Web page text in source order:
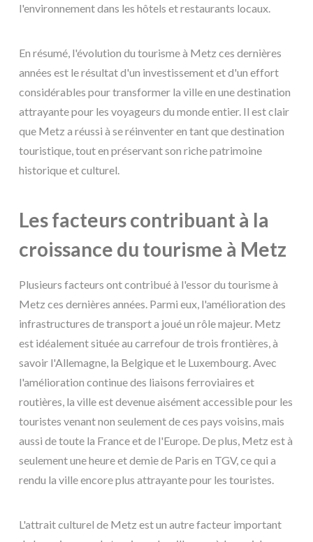
l'environnement dans les hôtels et restaurants locaux.
En résumé, l'évolution du tourisme à Metz ces dernières
années est le résultat d'un investissement et d'un effort
considérables pour transformer la ville en une destination
attrayante pour les voyageurs du monde entier. Il est clair
que Metz a réussi à se réinventer en tant que destination
touristique, tout en préservant son riche patrimoine
historique et culturel.
Les facteurs contribuant à la
croissance du tourisme à Metz
Plusieurs facteurs ont contribué à l'essor du tourisme à
Metz ces dernières années. Parmi eux, l'amélioration des
infrastructures de transport a joué un rôle majeur. Metz
est idéalement située au carrefour de trois frontières, à
savoir l'Allemagne, la Belgique et le Luxembourg. Avec
l'amélioration continue des liaisons ferroviaires et
routières, la ville est devenue aisément accessible pour les
touristes venant non seulement de ces pays voisins, mais
aussi de toute la France et de l'Europe. De plus, Metz est à
seulement une heure et demie de Paris en TGV, ce qui a
rendu la ville encore plus attrayante pour les touristes.
L'attrait culturel de Metz est un autre facteur important